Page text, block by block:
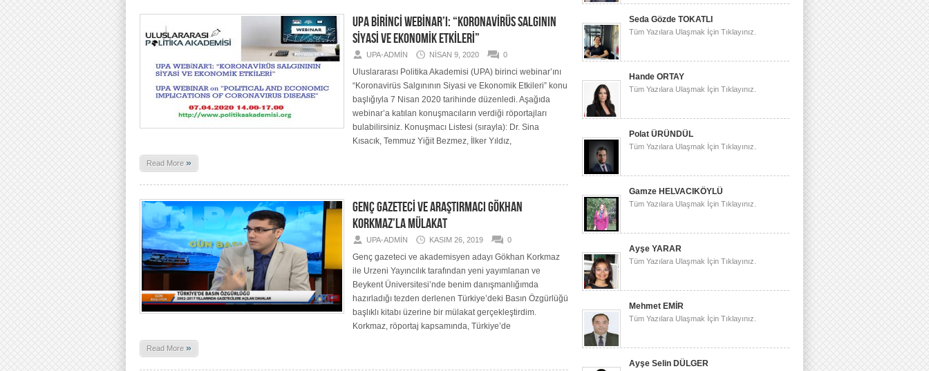
UPA BİRİNCİ WEBİNAR’I: “KORONAVİRÜS SALGININ
SİYASİ VE EKONOMİK ETKİLERİ”
UPA-ADMIN NISAN 9, 2020 0
Uluslararası Politika Akademisi (UPA) birinci webinar’ını
“Koronavirüs Salgınının Siyasi ve Ekonomik Etkileri” konu
başlığıyla 7 Nisan 2020 tarihinde düzenledi. Aşağıda
webinar’a katılan konuşmacıların verdiği röportajları
bulabilirsiniz. Konuşmacı Listesi (sırayla): Dr. Sina
Kısacık, Temmuz Yiğit Bezmez, İlker Yıldız,
Read More »
GENÇ GAZETECİ VE ARAŞTIRMACI GÖKHAN
KORKMAZ’LA MÜLAKAT
UPA-ADMIN KASIM 26, 2019 0
Genç gazeteci ve akademisyen adayı Gökhan Korkmaz
ile Urzeni Yayıncılık tarafından yeni yayımlanan ve
Beykent Üniversitesi’nde benim danışmanlığımda
hazırladığı tezden derlenen Türkiye’deki Basın Özgürlüğü
başlıklı kitabı üzerine bir mülakat gerçekleştirdim.
Korkmaz, röportaj kapsamında, Türkiye’de
Read More »
Seda Gözde TOKATLI
Tüm Yazılara Ulaşmak İçin Tıklayınız.
Hande ORTAY
Tüm Yazılara Ulaşmak İçin Tıklayınız.
Polat ÜRÜNDÜL
Tüm Yazılara Ulaşmak İçin Tıklayınız.
Gamze HELVACIKÖYLÜ
Tüm Yazılara Ulaşmak İçin Tıklayınız.
Ayşe YARAR
Tüm Yazılara Ulaşmak İçin Tıklayınız.
Mehmet EMİR
Tüm Yazılara Ulaşmak İçin Tıklayınız.
Ayşe Selin DÜLGER